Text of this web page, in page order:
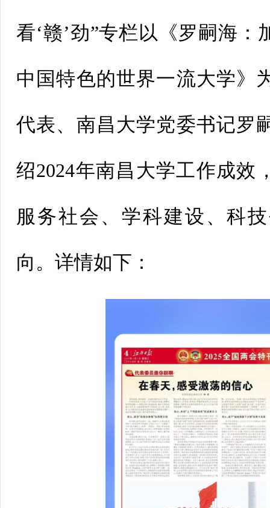
看‘赣’劲”专栏以《罗嗣海：
中国特色的世界一流大学》
代表、南昌大学党委书记罗
绍2024年南昌大学工作成效
服务社会、学科建设、科
向。详情如下：